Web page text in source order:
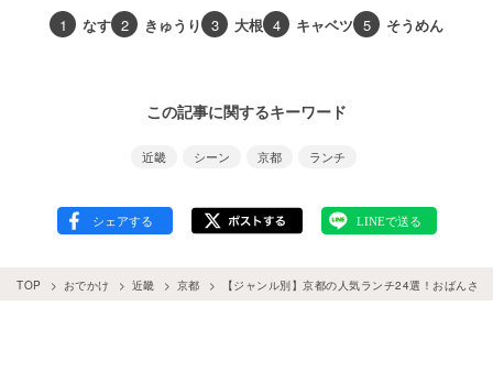
1 なす 2 きゅうり 3 大根 4 キャベツ 5 そうめん
この記事に関するキーワード
近畿 シーン 京都 ランチ
TOP おでかけ 近畿 京都 【ジャンル別】京都の人気ランチ24選！おばんざ